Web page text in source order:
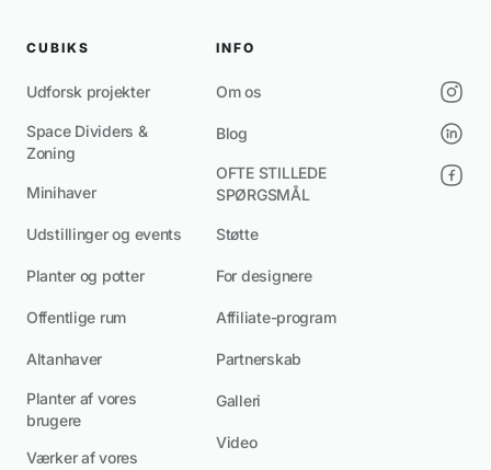
CUBIKS
Udforsk projekter
Space Dividers &
Zoning
Minihaver
Udstillinger og events
Planter og potter
Offentlige rum
Altanhaver
Planter af vores
brugere
Værker af vores
INFO
Om os
Blog
OFTE STILLEDE
SPØRGSMÅL
Støtte
For designere
Affiliate-program
Partnerskab
Galleri
Video